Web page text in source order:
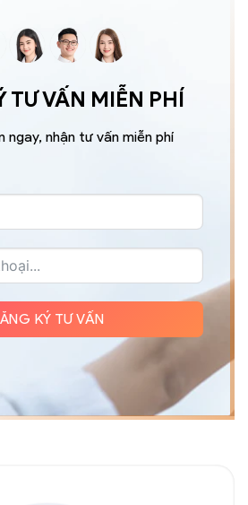
TƯ VẤN MIỄN PHÍ
ngay, nhận tư vấn miễn phí
KÝ TƯ VẤN